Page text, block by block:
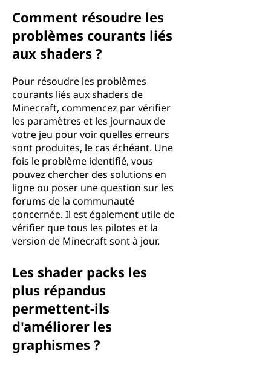
Comment résoudre les
problèmes courants liés
aux shaders ?
Pour résoudre les problèmes
courants liés aux shaders de
Minecraft, commencez par vérifier
les paramètres et les journaux de
votre jeu pour voir quelles erreurs
sont produites, le cas échéant. Une
fois le problème identifié, vous
pouvez chercher des solutions en
ligne ou poser une question sur les
forums de la communauté
concernée. Il est également utile de
vérifier que tous les pilotes et la
version de Minecraft sont à jour.
Les shader packs les
plus répandus
permettent-ils
d'améliorer les
graphismes ?